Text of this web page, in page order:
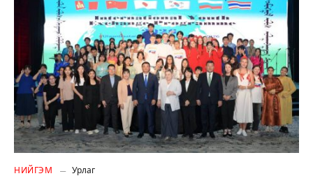
НИЙГЭМ Урлаг